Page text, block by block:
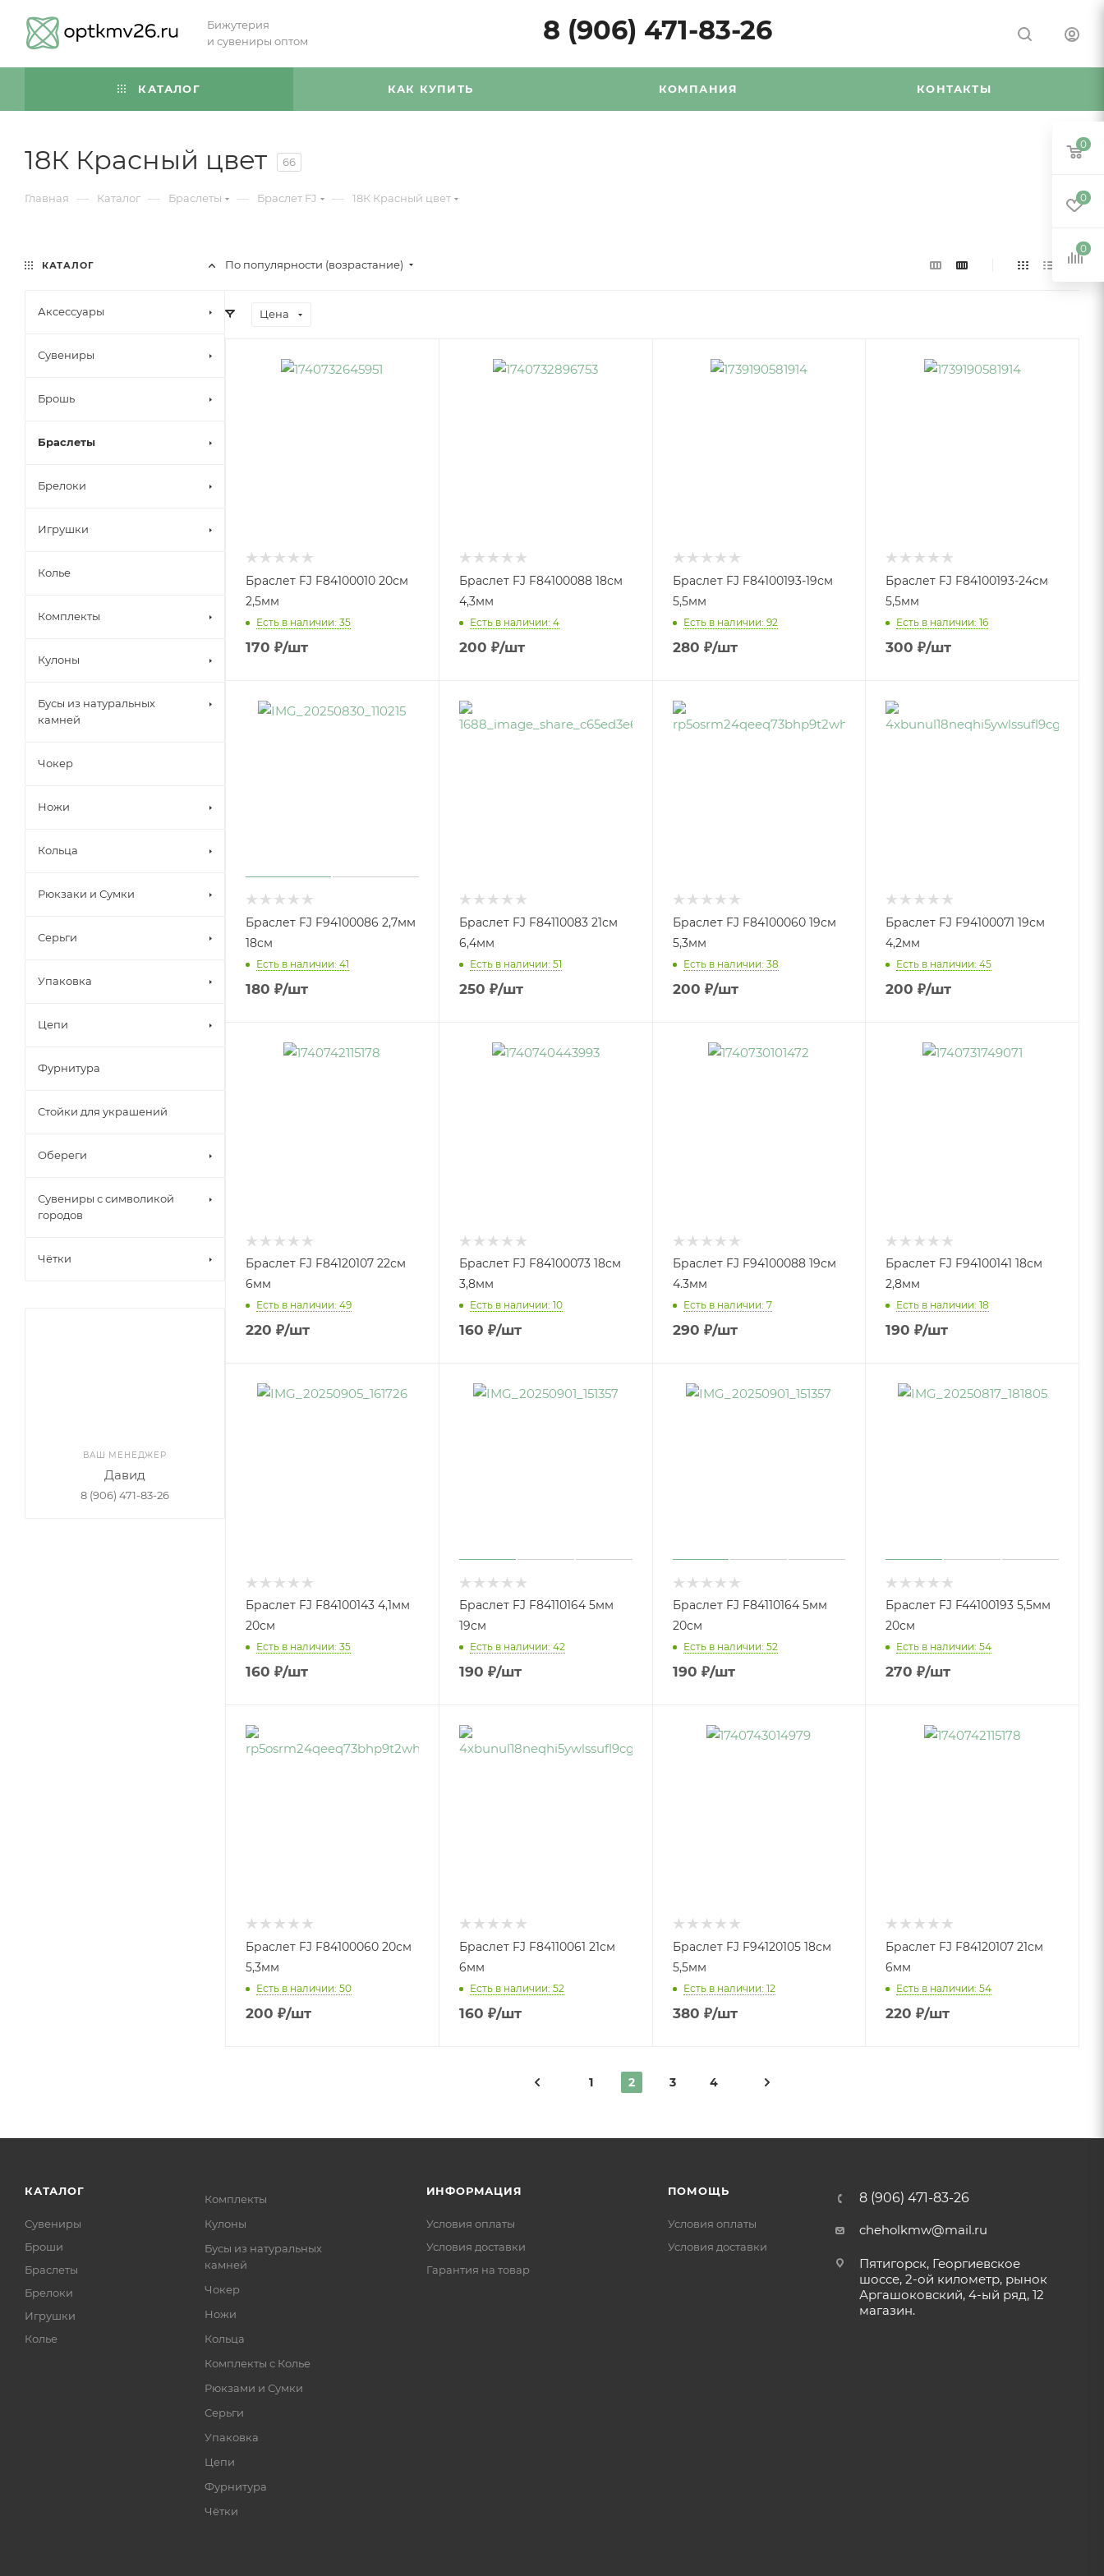
Бижутерия
и сувениры оптом
8 (906) 471-83-26
КАТАЛОГ КАК КУПИТЬ КОМПАНИЯ КОНТАКТЫ
18К Красный цвет 66
Главная — Каталог — Браслеты — Браслет FJ — 18К Красный цвет
По популярности (возрастание)
Цена
Браслет FJ F84100010 20см
2,5мм
Есть в наличии: 35
170 ₽/шт
Браслет FJ F84100088 18см
4,3мм
Есть в наличии: 4
200 ₽/шт
Браслет FJ F84100193-19см
5,5мм
Есть в наличии: 92
280 ₽/шт
Браслет FJ F84100193-24cм
5,5мм
Есть в наличии: 16
300 ₽/шт
Браслет FJ F94100086 2,7мм
18см
Есть в наличии: 41
180 ₽/шт
Браслет FJ F84110083 21см
6,4мм
Есть в наличии: 51
250 ₽/шт
Браслет FJ F84100060 19см
5,3мм
Есть в наличии: 38
200 ₽/шт
Браслет FJ F94100071 19см
4,2мм
Есть в наличии: 45
200 ₽/шт
Браслет FJ F84120107 22см
6мм
Есть в наличии: 49
220 ₽/шт
Браслет FJ F84100073 18см
3,8мм
Есть в наличии: 10
160 ₽/шт
Браслет FJ F94100088 19см
4.3мм
Есть в наличии: 7
290 ₽/шт
Браслет FJ F94100141 18см
2,8мм
Есть в наличии: 18
190 ₽/шт
Браслет FJ F84100143 4,1мм
20см
Есть в наличии: 35
160 ₽/шт
Браслет FJ F84110164 5мм
19см
Есть в наличии: 42
190 ₽/шт
Браслет FJ F84110164 5мм
20см
Есть в наличии: 52
190 ₽/шт
Браслет FJ F44100193 5,5мм
20см
Есть в наличии: 54
270 ₽/шт
Браслет FJ F84100060 20см
5,3мм
Есть в наличии: 50
200 ₽/шт
Браслет FJ F84110061 21см
6мм
Есть в наличии: 52
160 ₽/шт
Браслет FJ F94120105 18см
5,5мм
Есть в наличии: 12
380 ₽/шт
Браслет FJ F84120107 21см
6мм
Есть в наличии: 54
220 ₽/шт
1 2 3 4
КАТАЛОГ
Аксессуары
Сувениры
Брошь
Браслеты
Брелоки
Игрушки
Колье
Комплекты
Кулоны
Бусы из натуральных
камней
Чокер
Ножи
Кольца
Рюкзаки и Сумки
Серьги
Упаковка
Цепи
Фурнитура
Стойки для украшений
Обереги
Сувениры с символикой
городов
Чётки
ВАШ МЕНЕДЖЕР
Давид
8 (906) 471-83-26
КАТАЛОГ
Сувениры
Броши
Браслеты
Брелоки
Игрушки
Колье
Комплекты
Кулоны
Бусы из натуральных
камней
Чокер
Ножи
Кольца
Комплекты с Колье
Рюкзами и Сумки
Серьги
Упаковка
Цепи
Фурнитура
Чётки
ИНФОРМАЦИЯ
Условия оплаты
Условия доставки
Гарантия на товар
ПОМОЩЬ
Условия оплаты
Условия доставки
8 (906) 471-83-26
cheholkmw@mail.ru
Пятигорск, Георгиевское
шоссе, 2-ой километр, рынок
Аргашоковский, 4-ый ряд, 12
магазин.
0
0
0